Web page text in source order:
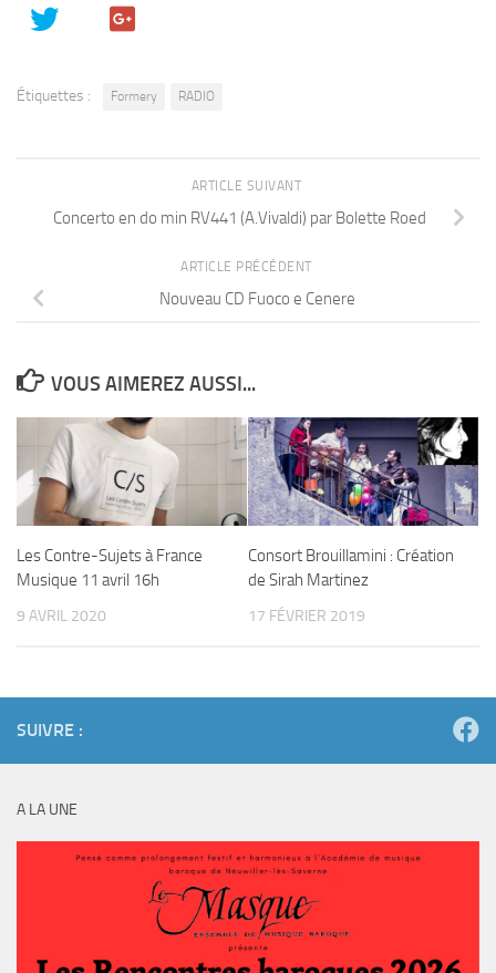
Étiquettes : Formery RADIO
ARTICLE SUIVANT
Concerto en do min RV441 (A.Vivaldi) par Bolette Roed
ARTICLE PRÉCÉDENT
Nouveau CD Fuoco e Cenere
VOUS AIMEREZ AUSSI...
Les Contre-Sujets à France
Musique 11 avril 16h
9 AVRIL 2020
Consort Brouillamini : Création
de Sirah Martinez
17 FÉVRIER 2019
SUIVRE :
A LA UNE